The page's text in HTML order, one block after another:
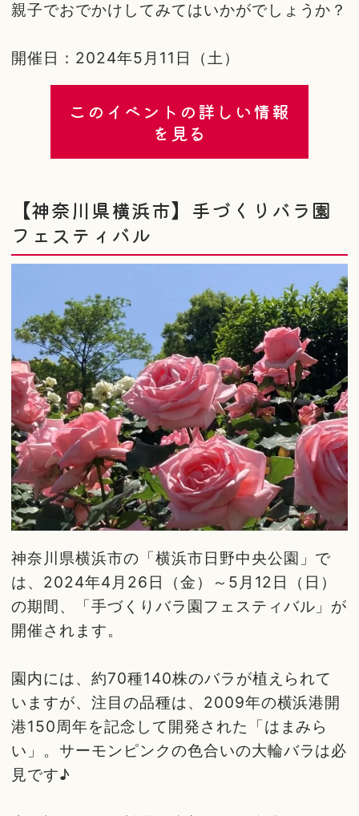
親子でおでかけしてみてはいかがでしょうか？
開催日：2024年5月11日（土）
このイベントの詳しい情報
を見る
【神奈川県横浜市】手づくりバラ園
フェスティバル
神奈川県横浜市の「横浜市日野中央公園」で
は、2024年4月26日（金）～5月12日（日）
の期間、「手づくりバラ園フェスティバル」が
開催されます。
園内には、約70種140株のバラが植えられて
いますが、注目の品種は、2009年の横浜港開
港150周年を記念して開発された「はまみら
い」。サーモンピンクの色合いの大輪バラは必
見です♪